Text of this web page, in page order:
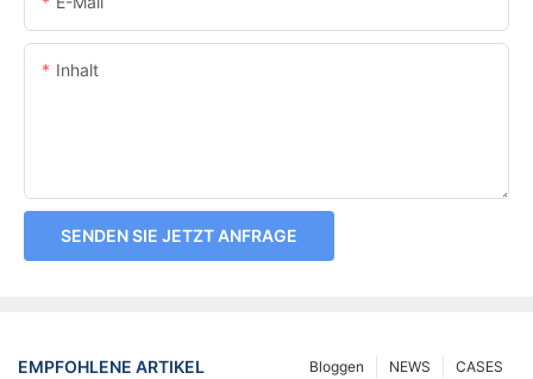
Inhalt
SENDEN SIE JETZT ANFRAGE
EMPFOHLENE ARTIKEL CASES
NEWS
Bloggen